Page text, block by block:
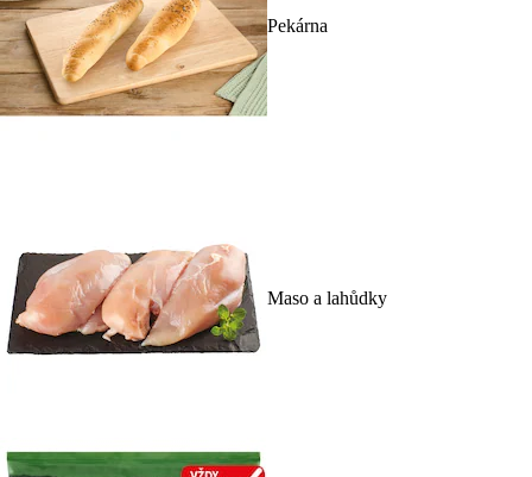
Pekárna
Maso a lahůdky